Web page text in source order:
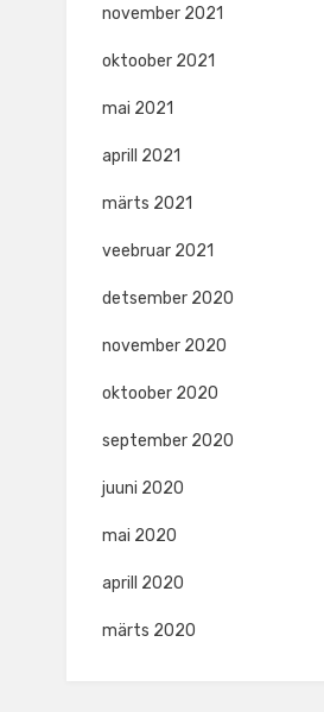
november 2021
oktoober 2021
mai 2021
aprill 2021
märts 2021
veebruar 2021
detsember 2020
november 2020
oktoober 2020
september 2020
juuni 2020
mai 2020
aprill 2020
märts 2020